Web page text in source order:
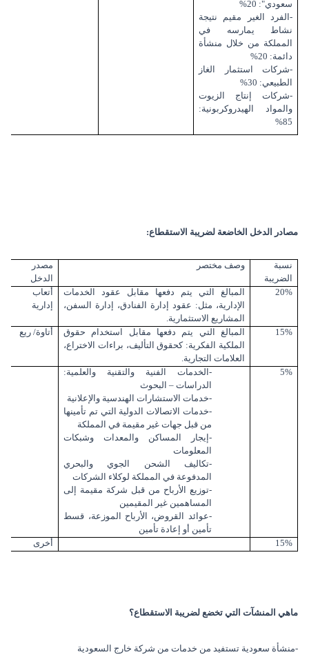
سعودي": 20%
-الفرد الغير مقيم نتيجة
نشاط يمارسه في
المملكة من خلال منشأة
دائمة: 20%
-شركات استثمار الغاز
الطبيعي: 30%
-شركات إنتاج الزيوت
والمواد الهيدروكربونية:
85%
مصادر الدخل الخاضعة لضريبة الاستقطاع:
نسبة
الضريبة
وصف مختصر
مصدر
الدخل
20%
المبالغ التي يتم دفعها مقابل عقود الخدمات
الإدارية، مثل: عقود إدارة الفنادق، إدارة السفن،
المشاريع الاستثمارية.
أتعاب
إدارية
15%
المبالغ التي يتم دفعها مقابل استخدام حقوق
الملكية الفكرية: كحقوق التأليف، براءات الاختراع،
العلامات التجارية.
أتاوة/ ريع
5%
-الخدمات الفنية والتقنية والعلمية:
الدراسات – البحوث
-خدمات الاستشارات الهندسية والإعلانية
-خدمات الاتصالات الدولية التي تم تأمينها
من قبل جهات غير مقيمة في المملكة
-إيجار المساكن والمعدات وشبكات
المعلومات
-تكاليف الشحن الجوي والبحري
المدفوعة في المملكة لوكلاء الشركات
-توزيع الأرباح من قبل شركة مقيمة إلى
المساهمين غير المقيمين
-عوائد القروض، الأرباح الموزعة، قسط
تأمين أو إعادة تأمين
15%
أخرى
ماهي المنشآت التي تخضع لضريبة الاستقطاع؟
-منشأة سعودية تستفيد من خدمات من شركة خارج السعودية